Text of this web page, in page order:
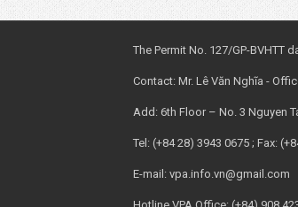
The Permit No. 127/GP-BVHTT
Contact: Mr. Lê Văn Nghĩa -
Add: 6th Floor – No. 3 Nguyen
Tel: (+84 28) 3943 0675 ; Fax:
E-mail: vpa.info.vn@gmail.com